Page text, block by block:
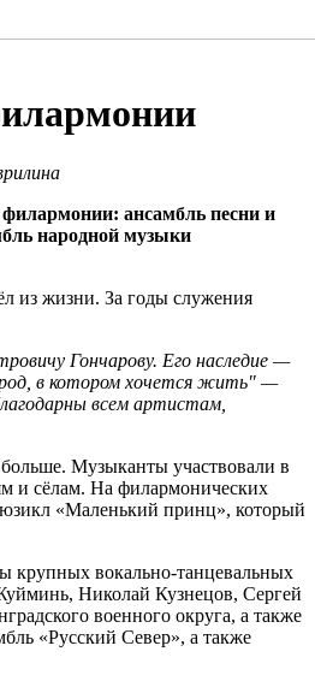
филармонии: ансамбль песни и
народной музыки
из жизни. За годы служения
Гончарову. Его наследие —
в котором хочется жить" —
всем артистам,
больше. Музыканты участвовали в
и сёлам. На филармонических
«Маленький принц», который
крупных вокально-танцевальных
Николай Кузнецов, Сергей
военного округа, а также
«Русский Север», а также